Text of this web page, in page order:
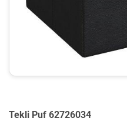
Tekli Puf 62726034